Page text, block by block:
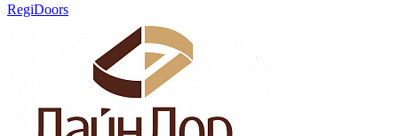
RegiDoors